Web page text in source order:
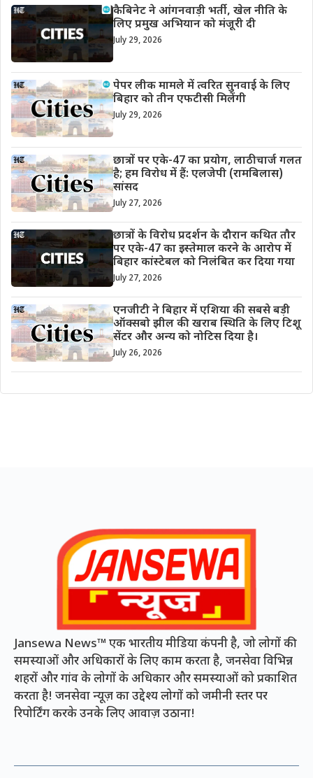
कैबिनेट ने आंगनवाड़ी भर्ती, खेल नीति के
लिए प्रमुख अभियान को मंजूरी दी
July 29, 2026
पेपर लीक मामले में त्वरित सुनवाई के लिए
बिहार को तीन एफटीसी मिलेंगी
July 29, 2026
छात्रों पर एके-47 का प्रयोग, लाठीचार्ज गलत
है; हम विरोध में हैं: एलजेपी (रामबिलास)
सांसद
July 27, 2026
छात्रों के विरोध प्रदर्शन के दौरान कथित तौर
पर एके-47 का इस्तेमाल करने के आरोप में
बिहार कांस्टेबल को निलंबित कर दिया गया
July 27, 2026
एनजीटी ने बिहार में एशिया की सबसे बड़ी
ऑक्सबो झील की खराब स्थिति के लिए टिशू
सेंटर और अन्य को नोटिस दिया है।
July 26, 2026
Jansewa News™ एक भारतीय मीडिया कंपनी है, जो लोगों की
समस्याओं और अधिकारों के लिए काम करता है, जनसेवा विभिन्न
शहरों और गांव के लोगों के अधिकार और समस्याओं को प्रकाशित
करता है! जनसेवा न्यूज़ का उद्देश्य लोगों को जमीनी स्तर पर
रिपोर्टिंग करके उनके लिए आवाज़ उठाना!